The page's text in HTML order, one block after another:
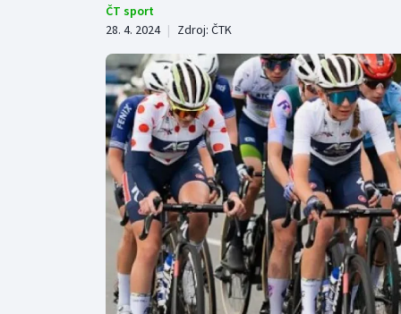
Golf
Gymnastika
ČT sport
28. 4. 2024 | Zdroj: ČTK